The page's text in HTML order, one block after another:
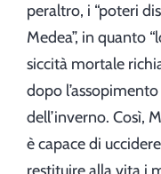
peraltro, i “poteri
Medea”, in quanto
siccità mortale
dopo
dell’inverno. Così,
è capace di